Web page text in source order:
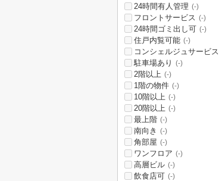
24時間有人管理 (-)
フロントサービス (-)
24時間ゴミ出し可 (-)
住戸内覧可能 (-)
コンシェルジュサービス
駐車場あり (-)
2階以上 (-)
1階の物件 (-)
10階以上 (-)
20階以上 (-)
最上階 (-)
南向き (-)
角部屋 (-)
ワンフロア (-)
高層ビル (-)
飲食店可 (-)